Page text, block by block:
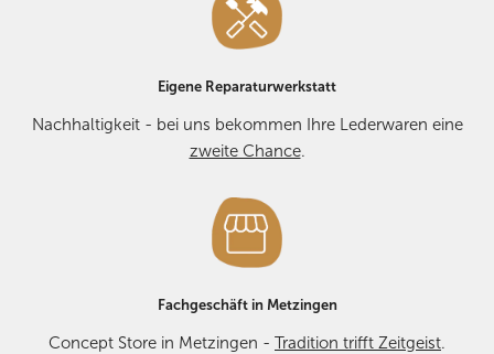
Eigene Reparaturwerkstatt
Nachhaltigkeit - bei uns bekommen Ihre Lederwaren eine
zweite Chance.
Fachgeschäft in Metzingen
Concept Store in Metzingen - Tradition trifft Zeitgeist.